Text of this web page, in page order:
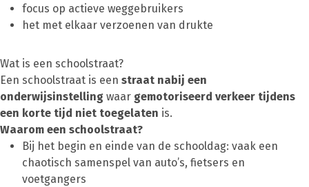
focus op actieve weggebruikers
het met elkaar verzoenen van drukte
Wat is een schoolstraat?
Een schoolstraat is een straat nabij een
onderwijsinstelling waar gemotoriseerd verkeer tijdens
een korte tijd niet toegelaten is.
Waarom een schoolstraat?
Bij het begin en einde van de schooldag: vaak een
chaotisch samenspel van auto’s, fietsers en
voetgangers